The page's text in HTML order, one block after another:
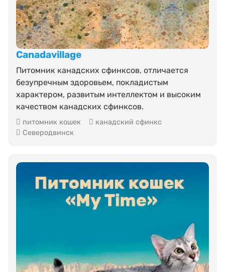
Canadavillage
Питомник канадских сфинксов, отличается
безупречным здоровьем, покладистым
характером, развитым интеллектом и высоким
качеством канадских сфинксов.
питомник кошек
канадский сфинкс
Северодвинск